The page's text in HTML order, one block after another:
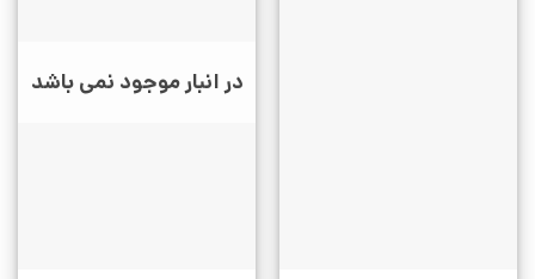
در انبار موجود نمی باشد